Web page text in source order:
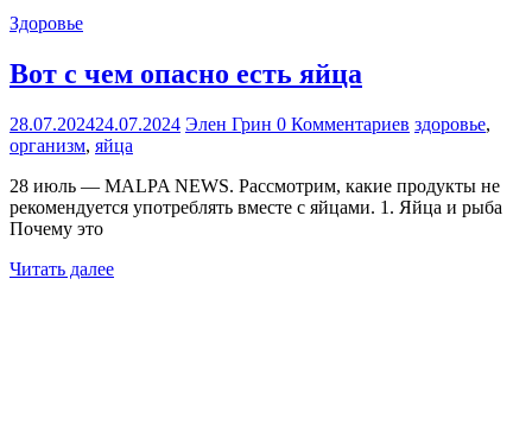
Здоровье
Вот с чем опасно есть яйца
28.07.202424.07.2024 Элен Грин 0 Комментариев здоровье,
организм, яйца
28 июль — MALPA NEWS. Рассмотрим, какие продукты не
рекомендуется употреблять вместе с яйцами. 1. Яйца и рыба
Почему это
Читать далее